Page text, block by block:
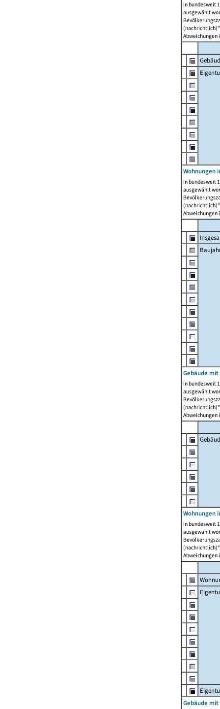
In bundesweit
ausgewählt
Abweichungen
Wohnungen
In bundesweit
ausgewählt
Abweichungen
Gebäude mit
In bundesweit
ausgewählt
Abweichungen
Wohnungen
In bundesweit
ausgewählt
Abweichungen
Gebäude